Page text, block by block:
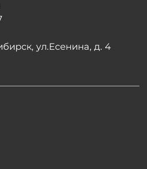
ул.Есенина, д. 4